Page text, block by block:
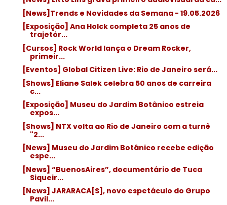
[News]Trends e Novidades da Semana - 19.05.2026
[Exposição] Ana Holck completa 25 anos de
trajetór...
[Cursos] Rock World lança o Dream Rocker,
primeir...
[Eventos] Global Citizen Live: Rio de Janeiro será...
[Shows] Eliane Salek celebra 50 anos de carreira
c...
[Exposição] Museu do Jardim Botânico estreia
expos...
[Shows] NTX volta ao Rio de Janeiro com a turnê
"2...
[News] Museu do Jardim Botânico recebe edição
espe...
[News] “BuenosAires”, documentário de Tuca
Siqueir...
[News] JARARACA[S], novo espetáculo do Grupo
Pavil...